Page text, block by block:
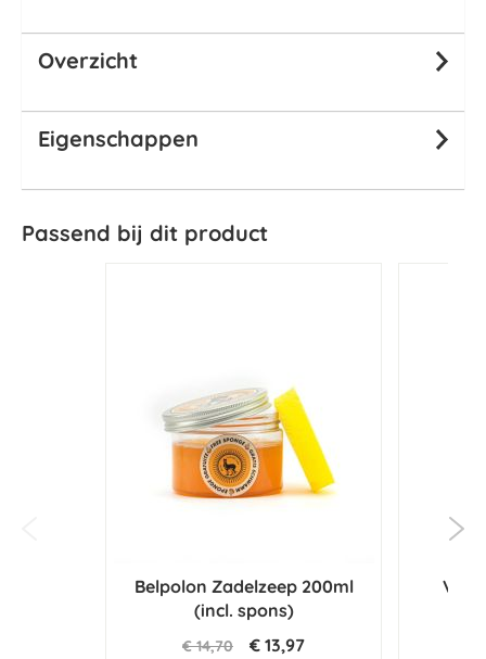
Overzicht
Eigenschappen
Passend bij dit product
Belpolon Zadelzeep 200ml
(incl. spons)
€ 14,70 € 13,97